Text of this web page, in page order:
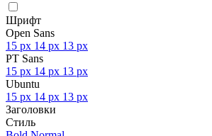
Шрифт
Open Sans
15 px 14 px 13 px
PT Sans
15 px 14 px 13 px
Ubuntu
15 px 14 px 13 px
Заголовки
Стиль